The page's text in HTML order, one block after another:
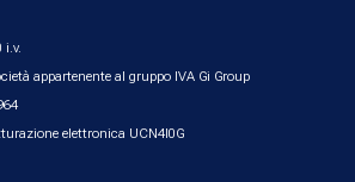
i.v.
appartenente al gruppo IVA Gi Group
elettronica UCN4I0G